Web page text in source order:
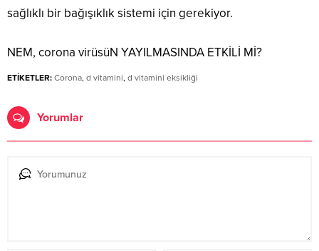
sağlıklı bir bağışıklık sistemi için gerekiyor.
NEM, corona virüsüN YAYILMASINDA ETKİLİ Mİ?
ETİKETLER: Corona, d vitamini, d vitamini eksikliği
Yorumlar